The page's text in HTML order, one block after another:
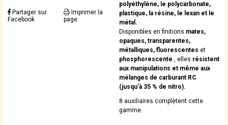
Partager sur
Facebook
Imprimer la
page
polyéthylène, le polycarbonate,
plastique, la résine, le lexan et le
métal.
Disponibles en finitions mates,
opaques, transparentes,
métalliques, fluorescentes et
phosphorescente , elles résistent
aux manipulations et même aux
mélanges de carburant RC
(jusqu’à 35 % de nitro).
8 auxiliaires complètent cette
gamme.